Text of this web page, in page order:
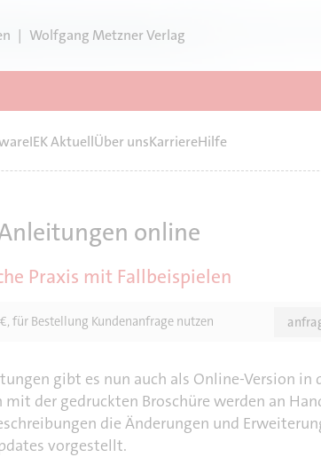
| Wolfgang Metzner Verlag
IEK AktuellÜber unsKarriereHilfe
online
Praxis mit Fallbeispielen
für Bestellung Kundenanfrage nutzen
gibt es nun auch als Online-Version in
der gedruckten Broschüre werden an
die Änderungen und
vorgestellt.